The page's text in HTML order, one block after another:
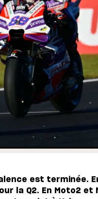
est terminée.
la Q2. En Moto2 et